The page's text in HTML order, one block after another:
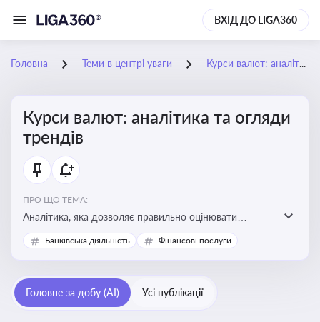
ВХІД ДО LIGA360
Головна Теми в центрі уваги Курси валют: аналітика та огляди трендів
Курси валют: аналітика та огляди
трендів
ПРО ЩО ТЕМА:
Аналітика, яка дозволяє правильно оцінювати
фінансові ризики та планувати витрати. Зміни в
курсах валют можуть вплинути на собівартість
Банківська діяльність Фінансові послуги
Головне за добу (AI) Усі публікації